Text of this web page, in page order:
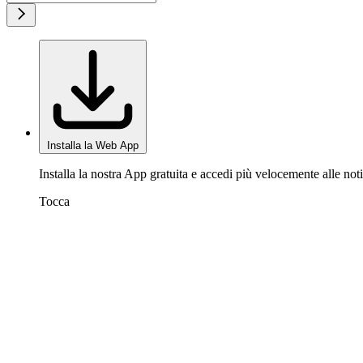
Installa la Web App
Installa la nostra App gratuita e accedi più velocemente alle
Tocca